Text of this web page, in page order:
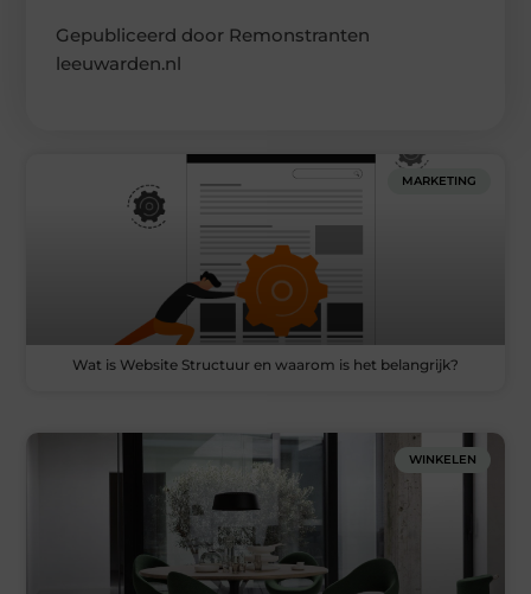
Gepubliceerd door Remonstranten
leeuwarden.nl
MARKETING
Wat is Website Structuur en waarom is het belangrijk?
WINKELEN